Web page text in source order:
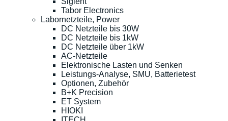
Tabor Electronics
Labornetzteile, Power
DC Netzteile bis 30W
DC Netzteile bis 1kW
DC Netzteile über 1kW
AC-Netzteile
Elektronische Lasten und Senken
Leistungs-Analyse, SMU, Batterietest
Optionen, Zubehör
B+K Precision
ET System
HIOKI